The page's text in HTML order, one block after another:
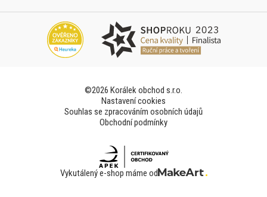
©2026 Korálek obchod s.r.o.
Nastavení cookies
Souhlas se zpracováním osobních údajů
Obchodní podmínky
Vykutálený e-shop máme od